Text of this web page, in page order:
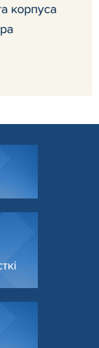
корпуса